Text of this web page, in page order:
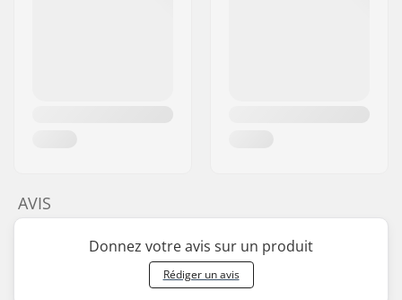
AVIS
Donnez votre avis sur un produit
Rédiger un avis